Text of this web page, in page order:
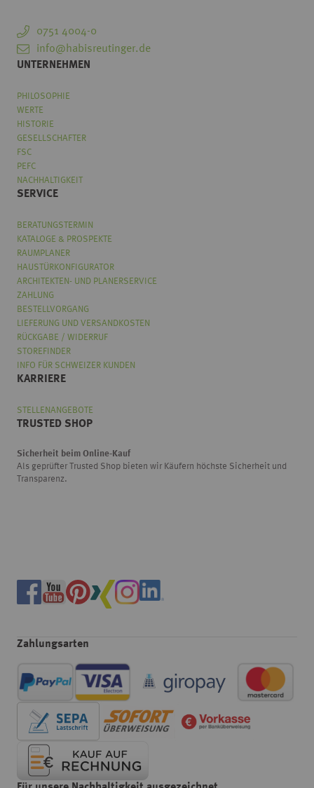
0751 4004-0
info@habisreutinger.de
UNTERNEHMEN
PHILOSOPHIE
WERTE
HISTORIE
GESELLSCHAFTER
FSC
PEFC
NACHHALTIGKEIT
SERVICE
BERATUNGSTERMIN
KATALOGE & PROSPEKTE
RAUMPLANER
HAUSTÜRKONFIGURATOR
ARCHITEKTEN- UND PLANERSERVICE
ZAHLUNG
BESTELLVORGANG
LIEFERUNG UND VERSANDKOSTEN
RÜCKGABE / WIDERRUF
STOREFINDER
INFO FÜR SCHWEIZER KUNDEN
KARRIERE
STELLENANGEBOTE
TRUSTED SHOP
Sicherheit beim Online-Kauf
Als geprüfter Trusted Shop bieten wir Käufern höchste Sicherheit und
Transparenz.
Zahlungsarten